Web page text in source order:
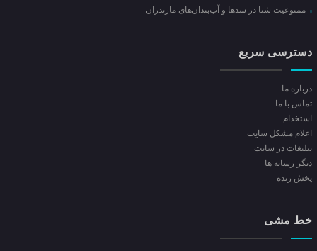
ممنوعیت شنا در سدها و آب‌بندان‌‌های مازندران
دسترسی سریع
درباره ما
تماس با ما
استخدام
اعلام مشکل سایت
تبلیغات در سایت
ديگر رسانه ها
پخش زنده
خط مشی